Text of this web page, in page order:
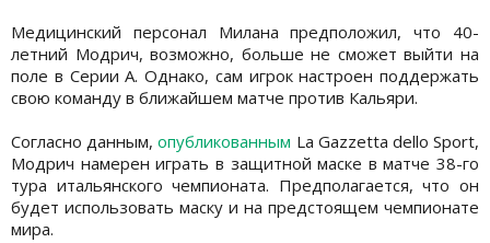
Медицинский персонал Милана предположил, что 40-
летний Модрич, возможно, больше не сможет выйти на
поле в Серии А. Однако, сам игрок настроен поддержать
свою команду в ближайшем матче против Кальяри.
Согласно данным,опубликованным La Gazzetta dello Sport,
Модрич намерен играть в защитной маске в матче 38-го
тура итальянского чемпионата. Предполагается, что он
будет использовать маску и на предстоящем чемпионате
мира.